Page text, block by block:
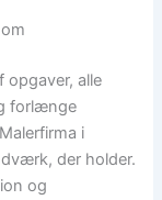
opgaver, alle
forlænge
i
der holder.
og